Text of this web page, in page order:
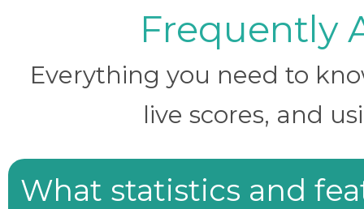
Frequently
Everything you need to
live scores, and
What statistics and